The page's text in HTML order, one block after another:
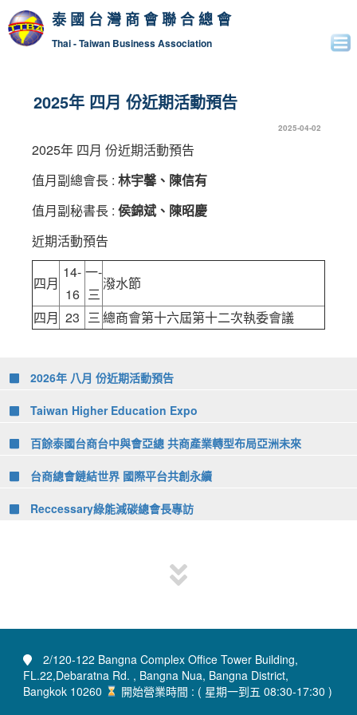
泰國台灣商會聯合總會
Thai - Taiwan Business Association
2025年 四月 份近期活動預告
2025-04-02
2025年 四月 份近期活動預告
值月副總會長 : 林宇馨、 陳信有
值月副秘書長 : 侯錦斌、 陳昭慶
近期活動預告
四月
14-
16
一-
三
潑水節
四月 23 三總商會第十六屆第十二次執委會議
2026年 八月 份近期活動預告
Taiwan Higher Education Expo
百餘泰國台商台中與會亞總 共商產業轉型布局亞洲未來
台商總會鏈結世界 國際平台共創永續
Reccessary綠能減碳總會長專訪
2/120-122 Bangna Complex Office Tower Building,
FL.22,Debaratna Rd. , Bangna Nua, Bangna District,
Bangkok 10260
開始營業時間 : ( 星期一到五 08:30-17:30 )